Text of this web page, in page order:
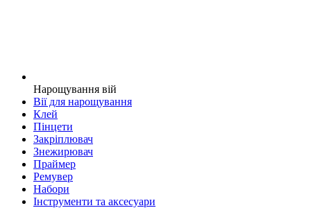
Нарощування вій
Вії для нарощування
Клей
Пінцети
Закріплювач
Знежирювач
Праймер
Ремувер
Набори
Інструменти та аксесуари